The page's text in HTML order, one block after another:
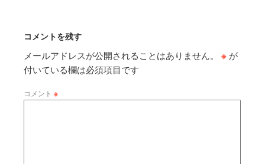
コメントを残す
メールアドレスが公開されることはありません。 ※ が
付いている欄は必須項目です
コメント ※